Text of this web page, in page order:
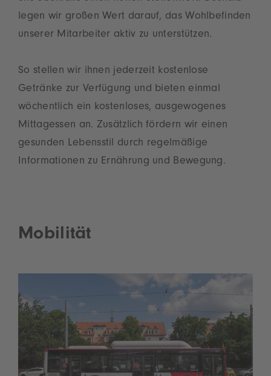
legen wir großen Wert darauf, das Wohlbefinden
unserer Mitarbeiter aktiv zu unterstützen.
So stellen wir ihnen jederzeit kostenlose
Getränke zur Verfügung und bieten einmal
wöchentlich ein kostenloses, ausgewogenes
Mittagessen an. Zusätzlich fördern wir einen
gesunden Lebensstil durch regelmäßige
Informationen zu Ernährung und Bewegung.
Mobilität